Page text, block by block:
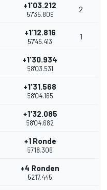
+1'03.212
57'35.809
2
+1'12.816
57'45.413
1
+1'30.934
58'03.531
+1'31.568
58'04.165
+1'32.085
58'04.682
+1 Ronde
57'18.306
+4 Ronden
52'17.445